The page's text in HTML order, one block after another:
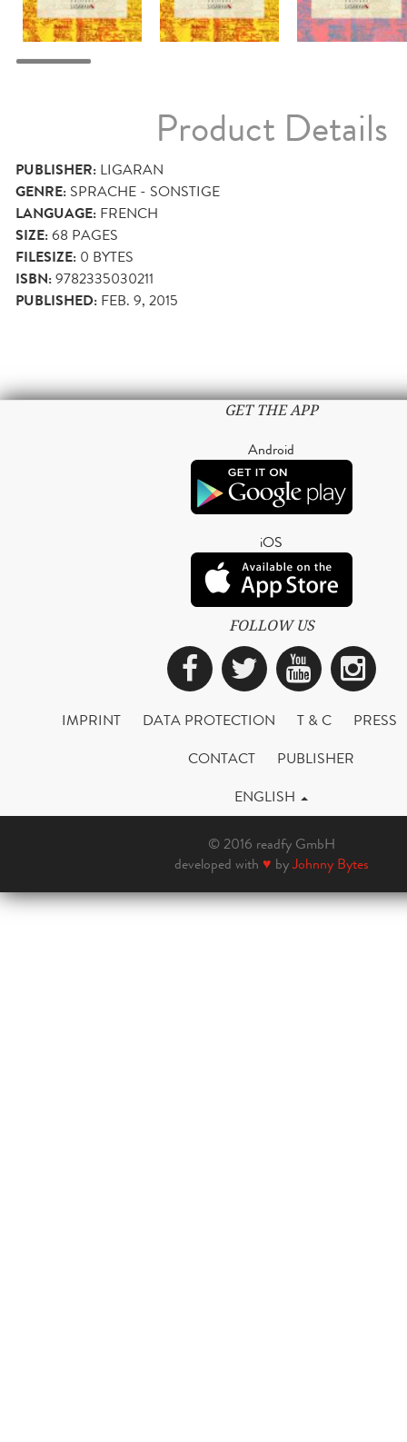
Product Details
PUBLISHER: LIGARAN
GENRE: SPRACHE - SONSTIGE
LANGUAGE: FRENCH
SIZE:68 PAGES
FILESIZE: 0 BYTES
ISBN:9782335030211
PUBLISHED: FEB. 9, 2015
GET THE APP
Android
iOS
FOLLOW US
Facebook
Twitter
IMPRINT DATA PROTECTION T & C
PRESS
CONTACT
PUBLISHER
ENGLISH
© 2016 readfy GmbH
developed with ♥ byJohnny Bytes